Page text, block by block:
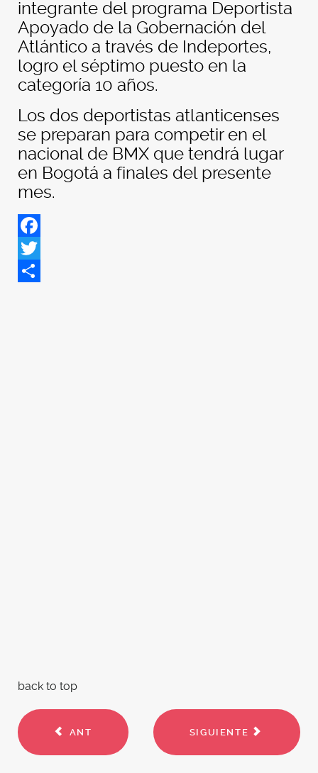
integrante del programa Deportista
Apoyado de la Gobernación del
Atlántico a través de Indeportes,
logro el séptimo puesto en la
categoría 10 años.
Los dos deportistas atlanticenses
se preparan para competir en el
nacional de BMX que tendrá lugar
en Bogotá a finales del presente
mes.
Facebook
Twitter
back to top
ANT SIGUIENTE